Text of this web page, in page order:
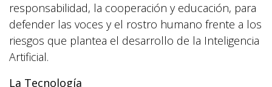
responsabilidad, la cooperación y educación, para
defender las voces y el rostro humano frente a los
riesgos que plantea el desarrollo de la Inteligencia
Artificial.
La Tecnología